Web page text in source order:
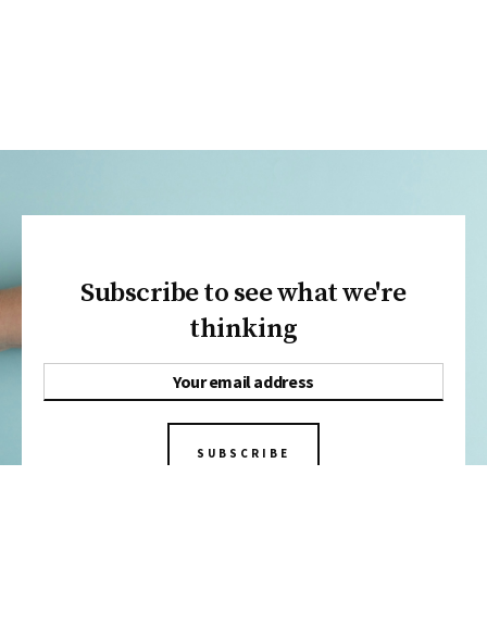
Subscribe to see what we're
thinking
SUBSCRIBE